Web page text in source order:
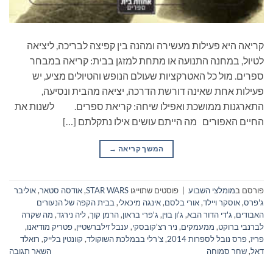
קריאה היא פעילות מעשירה ומהנה בין קפיצה לבריכה, ליציאה
לטיול, במחנה התנועה או מתחת למזגן בבית: קריאה במבחר
ספרים. מול כל האטרקציות שעולם הנופש והטיולים מציע, יש
פעילות אחת שאינה דורשת הדרכה, יציאה מהבית ונסיעה,
התארגנות ממושכת ואפילו שיחה: קריאת ספרים. לשנות את
החיים האפורים מה הייתם עושים אילו נתקלתם […]
המשך קריאה →
פורסם במומלצי השבוע פוסטים שתוייגו STAR WARS
,אודסה סטאר,אוליבר
ג'פרס,אוסקר ויילד,אורי בלסם,אינגה מיכאלי, בבית הקפה של הנעורים
האבודים, ג'די הדור הבא, ג'ון בוין, ג'פרי בראון,הרמן קוך,ליה נירגד, מה שקרה
לברנבי ברוקט, ממעמקים, ניר רצ'קובסקי, ענבל זילברשטיין,פטריק מודיאנו,
פריז,פרס נובל לספרות 2014 ,צ'רלי בבמלכת השוקולד, קוונטין בלייק, רואלד
דאל,שחר סמוחה השאר תגובה